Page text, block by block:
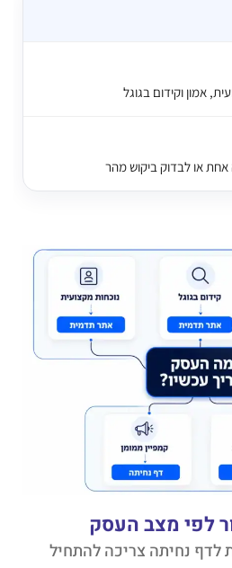
אמון וקידום בגוגל
או לבדוק ביקוש מהר
לפי מצב העסק
לדף נחיתה צריכה להתחיל